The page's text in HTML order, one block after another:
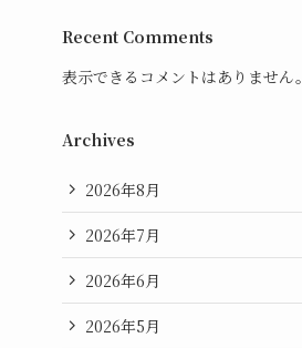
Recent Comments
表示できるコメントはありません。
Archives
2026年8月
2026年7月
2026年6月
2026年5月